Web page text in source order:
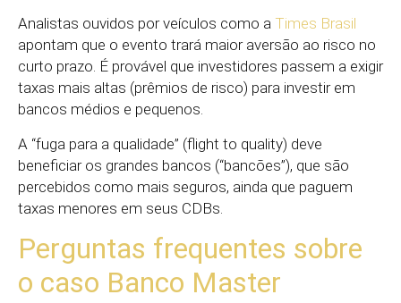
Analistas ouvidos por veículos como a Times Brasil
apontam que o evento trará maior aversão ao risco no
curto prazo. É provável que investidores passem a exigir
taxas mais altas (prêmios de risco) para investir em
bancos médios e pequenos.
A “fuga para a qualidade” (flight to quality) deve
beneficiar os grandes bancos (“bancões”), que são
percebidos como mais seguros, ainda que paguem
taxas menores em seus CDBs.
Perguntas frequentes sobre
o caso Banco Master